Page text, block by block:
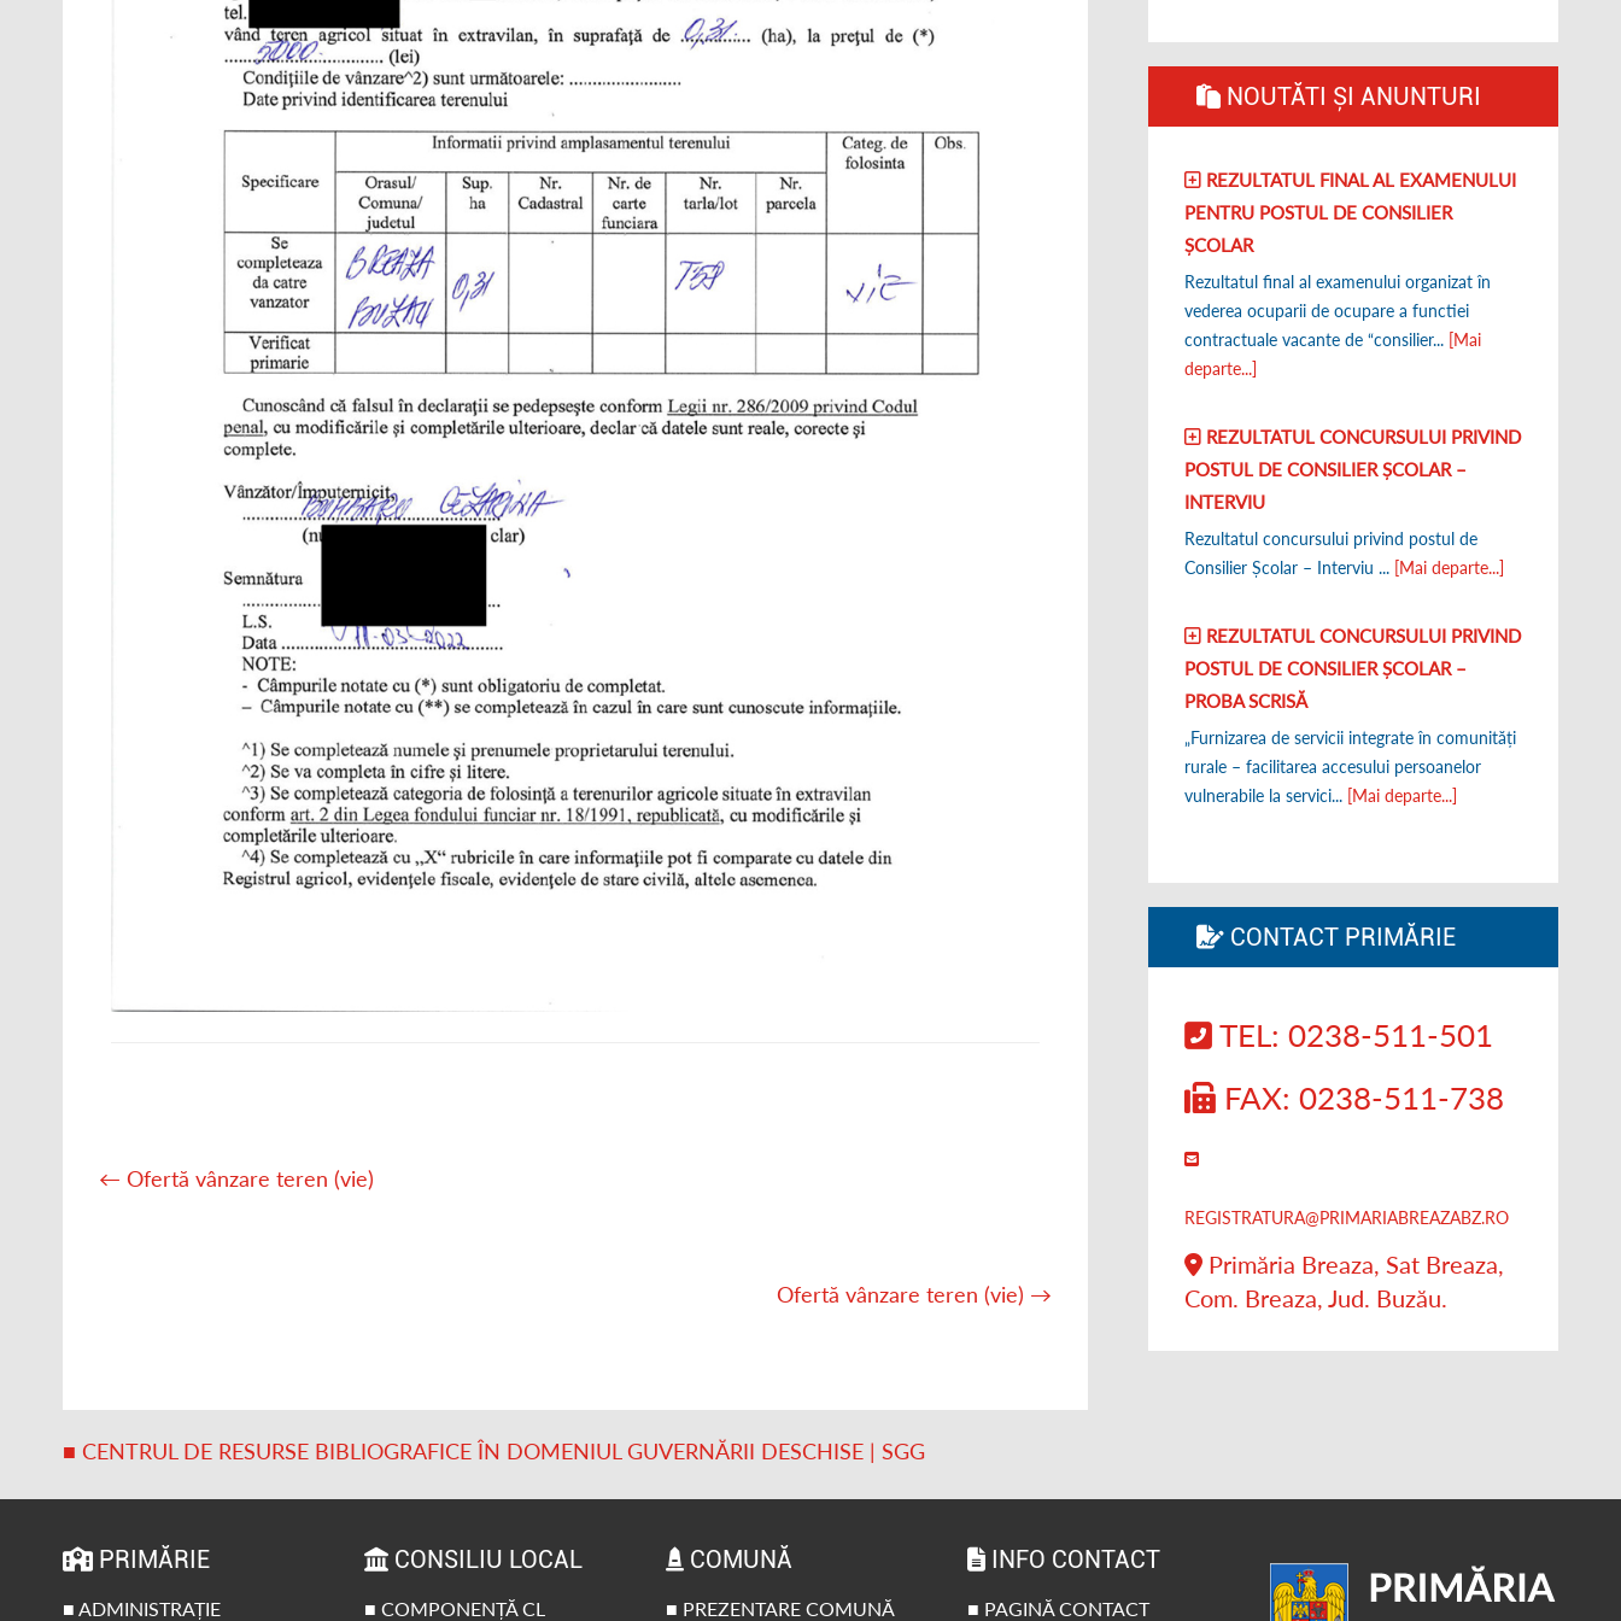
← Ofertă vânzare teren (vie)
Ofertă vânzare teren (vie) →
NOUTĂTI ȘI ANUNTURI
REZULTATUL FINAL AL EXAMENULUI
PENTRU POSTUL DE CONSILIER
ȘCOLAR
Rezultatul final al examenului organizat în
vederea ocuparii de ocupare a functiei
contractuale vacante de “consilier... [Mai
departe...]
REZULTATUL CONCURSULUI PRIVIND
POSTUL DE CONSILIER ȘCOLAR –
INTERVIU
Rezultatul concursului privind postul de
Consilier Școlar – Interviu ... [Mai departe...]
REZULTATUL CONCURSULUI PRIVIND
POSTUL DE CONSILIER ȘCOLAR –
PROBA SCRISĂ
„Furnizarea de servicii integrate în comunități
rurale – facilitarea accesului persoanelor
vulnerabile la servici... [Mai departe...]
CONTACT PRIMĂRIE
TEL: 0238-511-501
FAX: 0238-511-738
REGISTRATURA@PRIMARIABREAZABZ.RO
Primăria Breaza, Sat Breaza,
Com. Breaza, Jud. Buzău.
■ CENTRUL DE RESURSE BIBLIOGRAFICE ÎN DOMENIUL GUVERNĂRII DESCHISE | SGG
PRIMĂRIE
■ ADMINISTRAȚIE
CONSILIU LOCAL
■ COMPONENȚĂ CL
COMUNĂ
■ PREZENTARE COMUNĂ
INFO CONTACT
■ PAGINĂ CONTACT